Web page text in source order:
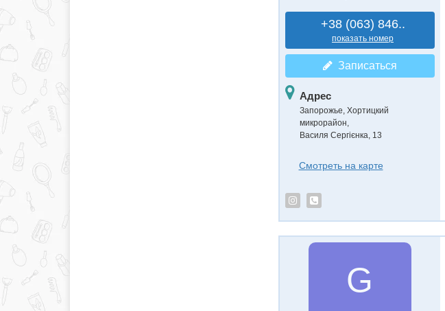
+38 (063) 846..
показать номер
Записаться
Адрес
Запорожье, Хортицкий
микрорайон,
Василя Сергієнка, 13
Смотреть на карте
G